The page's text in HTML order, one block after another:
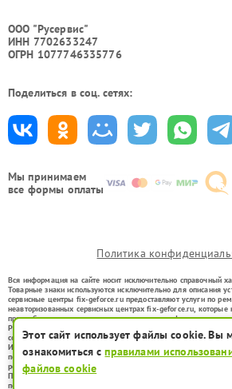
Мы принимаем
все формы оплаты
ООО "Русервис"
ИНН 7702633247
ОГРН 1077746335776
Поделиться в соц. сетях:
Политика
Вся информация на сайте носит исключительно справочный
Товарные знаки используются исключительно для описания
сервисные центры fix-geforce.ru предоставляют услуги по
неавторизованных сервисных центрах fix-geforce.ru, которые
правообладателями товарных знаков или их официальными
Ремонт осуществляется для устройств, уже введенных в
со статьей 1487 ГК РФ.
Использование товарных знаков не преследует цели
потребителей в заблуждение, а служит для информирования
ремонту техники указанных брендов.
Представленная на сайте информация не является публичной
положениями Статьи 437(2) Гражданского кодекса РФ
Этот сайт использует файлы cookie. Вы
ознакомиться справилами
файлов cookie